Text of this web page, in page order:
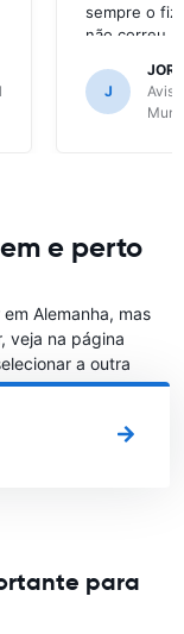
sempre o fiz
não correu
J
Avis
e perto
Alemanha, mas
veja na página
a outra
um carro
para